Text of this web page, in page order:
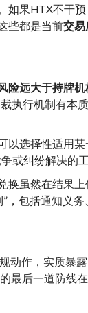
如果HTX不干
些都是当前交易
险远大于持牌机
执行机制有
以选择性适用
或纠纷解决的工
换虽然在结果
包括通知义
动作，实质暴
最后一道防线